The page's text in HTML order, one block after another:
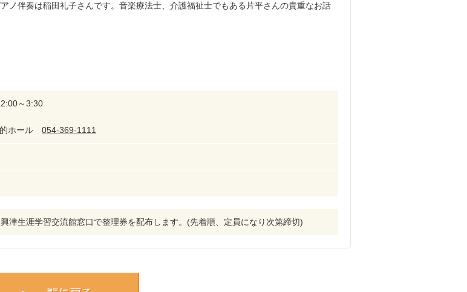
ノ伴奏は稲田礼子さんです。音楽療法士、介護福祉士でもある片平さんの貴重なお話
～3:30
ホール 054-369-1111
津生涯学習交流館窓口で整理券を配布します。(先着順、定員になり次第締切)